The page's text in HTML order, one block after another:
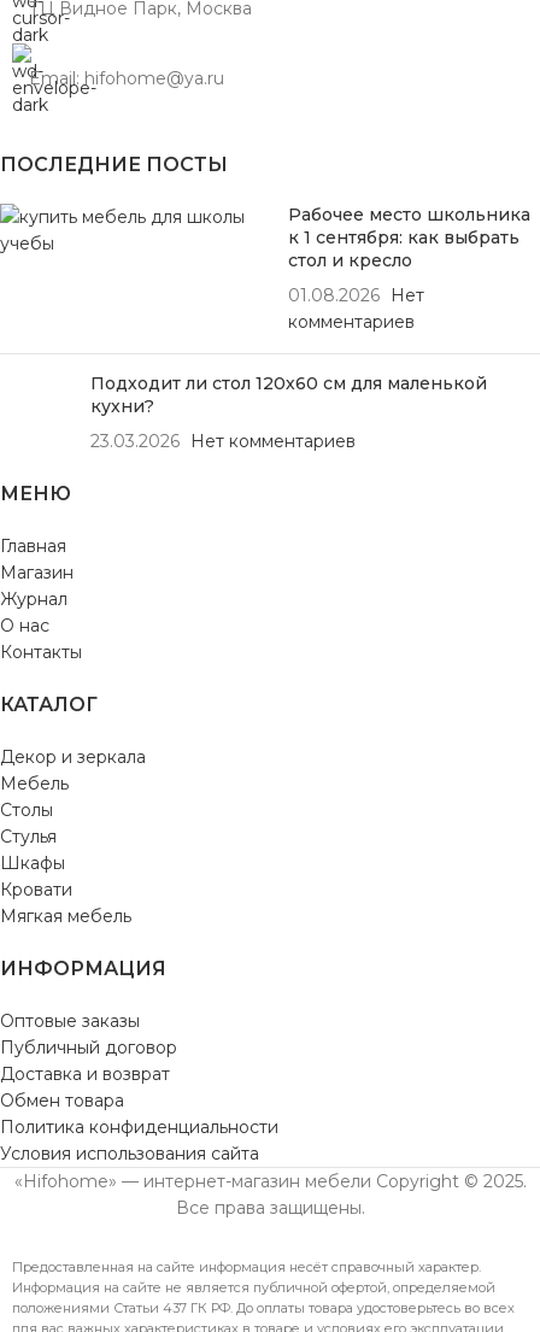
ТЦ Видное Парк, Москва
Email: hifohome@ya.ru
ПОСЛЕДНИЕ ПОСТЫ
Рабочее место школьника
к 1 сентября: как выбрать
стол и кресло
01.08.2026
Нет
комментариев
Подходит ли стол 120х60 см для маленькой
кухни?
23.03.2026
Нет комментариев
МЕНЮ
Главная
Магазин
Журнал
О нас
Контакты
КАТАЛОГ
Декор и зеркала
Мебель
Столы
Стулья
Шкафы
Кровати
Мягкая мебель
ИНФОРМАЦИЯ
Оптовые заказы
Публичный договор
Доставка и возврат
Обмен товара
Политика конфиденциальности
Условия использования сайта
«Hifohome» — интернет-магазин мебели Copyright © 2025.
Все права защищены.
Предоставленная на сайте информация несёт справочный характер.
Информация на сайте не является публичной офертой, определяемой
положениями Статьи 437 ГК РФ. До оплаты товара удостоверьтесь во всех
для вас важных характеристиках в товаре и условиях его эксплуатации.